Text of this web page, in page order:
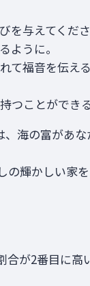
与えてくださ
ように。
て福音を伝え
つことができる
海の富があ
輝かしい家を
が2番目に高